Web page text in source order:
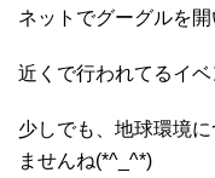
ネットでグーグルを開
近くで行われてるイベ
少しでも、地球環境
ませんね(*^_^*)